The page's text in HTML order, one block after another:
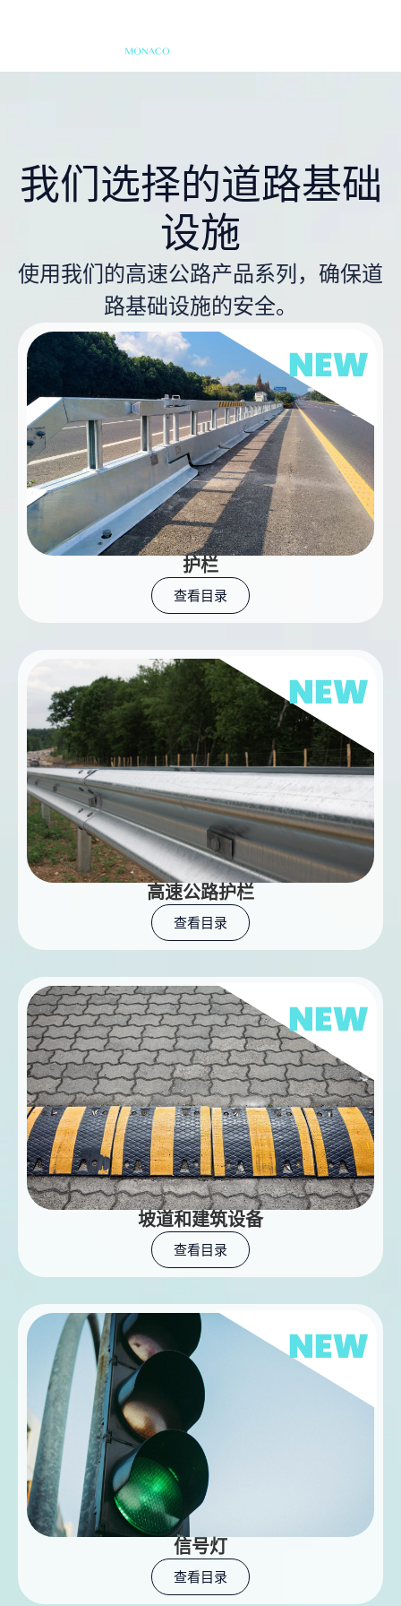
我们选择的道路基础
设施
使用我们的高速公路产品系列，确保道
路基础设施的安全。
护栏
查看目录
高速公路护栏
查看目录
坡道和建筑设备
查看目录
信号灯
查看目录